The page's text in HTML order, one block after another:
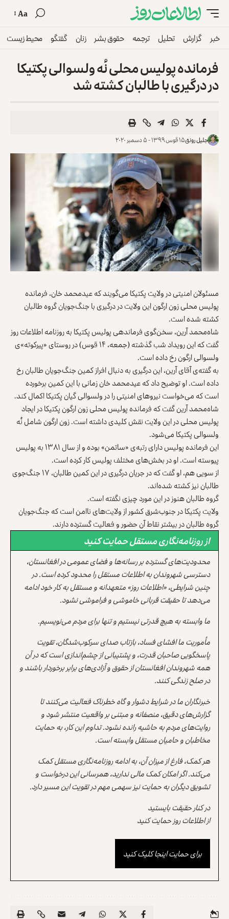
Aa
خبر گزارش تحلیل ترجمه حقوق بشر زنان گفتگو محیط زیست
فرمانده پولیس محلی نُه ولسوالی پکتیکا
در درگیری با طالبان کشته شد
جلیل رونق۱۵ قوس ۱۳۹۹ - ۵ دسمبر ۲۰۲۰
مسئولان امنیتی در ولایت پکتیکا می‌گویند که عیدمحمد خان، فرمانده
پولیس محلی زون ارگون این ولایت در درگیری با جنگ‌جویان گروه طالبان
کشته شده است.
شاه‌محمد آرین، سخن‌گوی فرماندهی پولیس پکتیکا به روزنامه اطلاعات روز
گفت که این رویداد شب گذشته (جمعه، ۱۴ قوس) در روستای «پیرکوته»‌ی
ولسوالی ارگون رخ داده است.
به گفته‌ی آقای آرین، این درگیری به دنبال افراز کمین جنگ‌جویان طالبان رخ
داده است. او توضیح داد که عیدمحمد خان زمانی با این کمین برخورده
است که می‌خواست نیروهای امنیتی را در ولسوالی گیان پکتیکا اکمال کند.
شاه‌محمد آرین گفت که فرمانده پولیس محلی زون ارگون پکتیکا در ایجاد
پولیس محلی در این ولایت نقش کلیدی داشته است. زون ارگون شامل نُه
ولسوالی پکتیکا می‌شود.
این فرمانده پولیس دارای رتبه‌ی «ساتمن» بوده و از سال ۱۳۸۱ به پولیس
پیوسته است. او در بخش‌های مختلف پولیس کار کرده است.
از سویی هم، او گفت که در جریان درگیری در این کمین طالبان، ۱۷ جنگ‌جوی
طالبان نیز کشته شده‌اند.
گروه طالبان هنوز در این مورد چیزی نگفته است.
ولایت پکتیکا در جنوب‌شرق کشور از ولایت‌های ناامن است که جنگ‌جویان
گروه طالبان در بیشتر نقاط آن حضور و فعالیت گسترده دارند.
از روزنامه‌نگاری مستقل حمایت کنید
محدودیت‌های گسترده بر رسانه‌ها و فضای عمومی در افغانستان،
دسترسی شهروندان به اطلاعات مستقل را محدود کرده است. در
چنین شرایطی، «اطلاعات روز» متعهدانه و مستقل به کار خود ادامه
می‌دهد تا حقیقت قربانی خاموشی و فراموشی نشود.
ما وابسته به هیچ قدرتی نیستیم و تنها برای مردم می‌نویسیم.
مأموریت ما افشای فساد، بازتاب صدای سرکوب‌شدگان، تقویت
پاسخگویی صاحبان قدرت، و پشتیبانی از چشم‌اندازی است که در آن
همه شهروندان افغانستان از حقوق و آزادی‌های برابر برخوردار باشند و
در صلح زندگی کنند.
خبرنگاران ما در شرایط دشوار و گاه خطرناک فعالیت می‌کنند تا
گزارش‌های دقیق، منصفانه و مبتنی بر واقعیت منتشر شود و
روایت‌های مردم به حاشیه رانده نشود. تداوم این کار، به حمایت
مخاطبان و حامیان مستقل وابسته است.
هر کمک، فارغ از میزان آن، به ادامه روزنامه‌نگاری مستقل کمک
می‌کند. اگر امکان کمک مالی ندارید، همرسانی این درخواست و
تشویق دیگران به حمایت نیز سهمی مهم در تقویت این مسیر دارد.
در کنار حقیقت بایستید
از اطلاعات روز حمایت کنید
برای حمایت اینجا کلیک کنید